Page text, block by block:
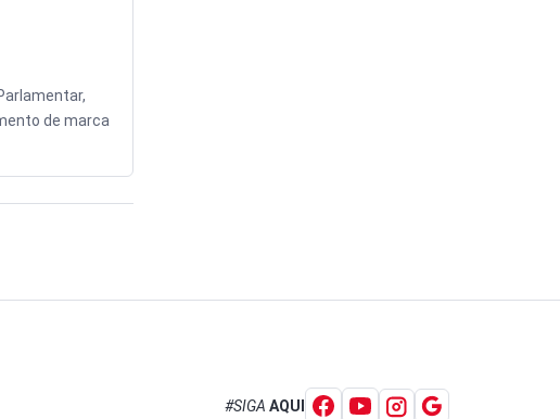
de marca
#SIGA AQUI